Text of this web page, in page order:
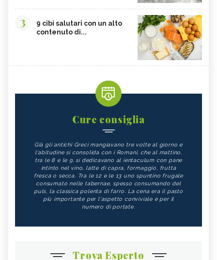
3
9 cibi salutari con un alto
contenuto di...
Cure consiglia
Già gli antichi Greci mangiavano tre volte al giorno e
l'abitudine si consolida con i Romani, che al mattino,
tra le 8 e le 9, si dedicavano al ientaculum con pane
intinto nel vino, latte di capra, formaggio, frutta
fresca o secca. Tra le 12 e le 13 uno spuntino frugale
consumato nelle tabernae, spesso consumando del
puls, la classica polenta di farro. La cena era il pasto
più importante per l'aspetto conviviale e per il
numero di portate.
Trova Esperto